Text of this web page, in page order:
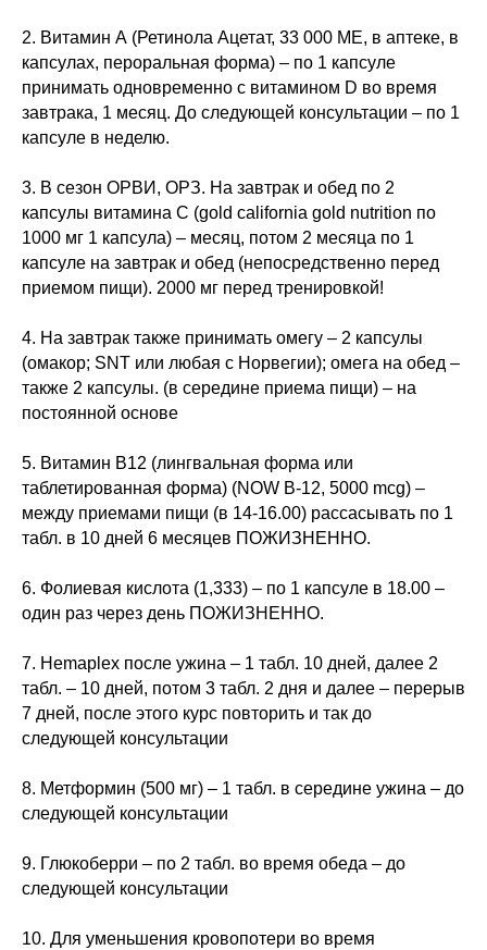
2. Витамин А (Ретинола Ацетат, 33 000 МЕ, в аптеке, в
капсулах, пероральная форма) – по 1 капсуле
принимать одновременно с витамином D во время
завтрака, 1 месяц. До следующей консультации – по 1
капсуле в неделю.
3. В сезон ОРВИ, ОРЗ. На завтрак и обед по 2
капсулы витамина С (gold california gold nutrition по
1000 мг 1 капсула) – месяц, потом 2 месяца по 1
капсуле на завтрак и обед (непосредственно перед
приемом пищи). 2000 мг перед тренировкой!
4. На завтрак также принимать омегу – 2 капсулы
(омакор; SNT или любая с Норвегии); омега на обед –
также 2 капсулы. (в середине приема пищи) – на
постоянной основе
5. Витамин В12 (лингвальная форма или
таблетированная форма) (NOW В-12, 5000 mcg) –
между приемами пищи (в 14-16.00) рассасывать по 1
табл. в 10 дней 6 месяцев ПОЖИЗНЕННО.
6. Фолиевая кислота (1,333) – по 1 капсуле в 18.00 –
один раз через день ПОЖИЗНЕННО.
7. Hemaplex после ужина – 1 табл. 10 дней, далее 2
табл. – 10 дней, потом 3 табл. 2 дня и далее – перерыв
7 дней, после этого курс повторить и так до
следующей консультации
8. Метформин (500 мг) – 1 табл. в середине ужина – до
следующей консультации
9. Глюкоберри – по 2 табл. во время обеда – до
следующей консультации
10. Для уменьшения кровопотери во время